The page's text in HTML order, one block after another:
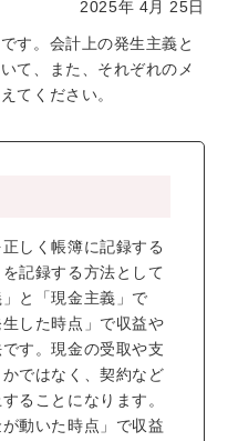
2025年 4月 25日
す。会計上の発生主義と
て、また、それぞれのメ
てください。
しく帳簿に記録する
記録する方法として
と「現金主義」で
した時点」で収益や
す。現金の受取や支
ではなく、契約など
ることになります。
動いた時点」で収益